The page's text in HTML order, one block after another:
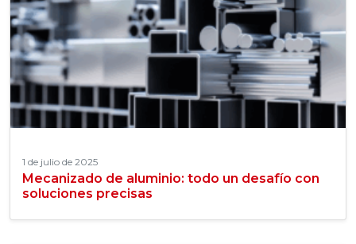
1 de julio de 2025
Mecanizado de aluminio: todo un desafío con
soluciones precisas